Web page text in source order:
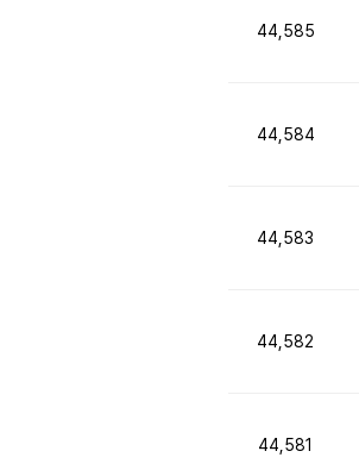
44,585
44,584
44,583
44,582
44,581